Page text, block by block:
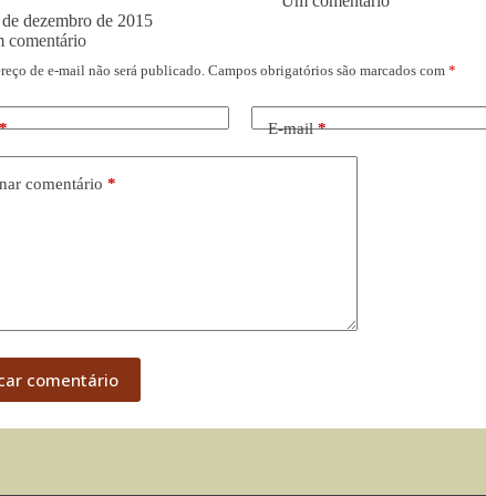
dezembro de 2015
comentário
de e-mail não será publicado. Campos obrigatórios são marcados com *
E-mail*
comentário *
comentário